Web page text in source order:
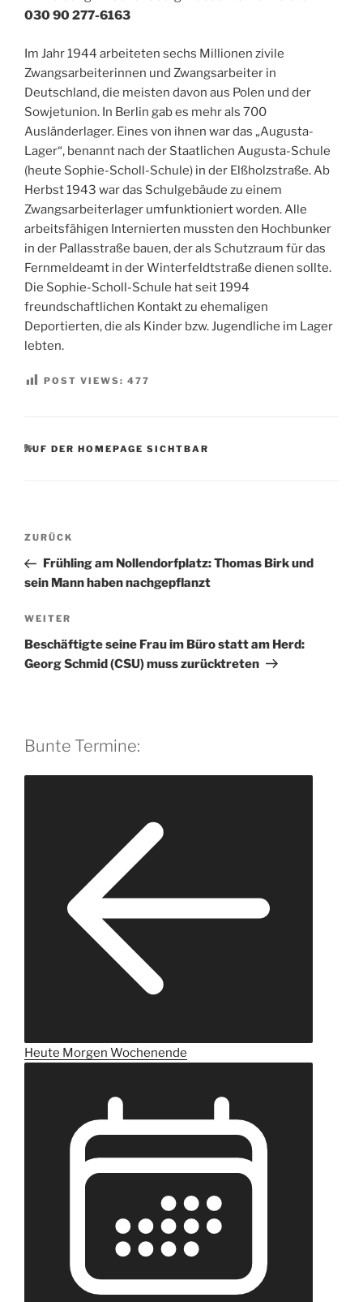
030 90 277-6163
Im Jahr 1944 arbeiteten sechs Millionen zivile
Zwangsarbeiterinnen und Zwangsarbeiter in
Deutschland, die meisten davon aus Polen und der
Sowjetunion. In Berlin gab es mehr als 700
Ausländerlager. Eines von ihnen war das „Augusta-
Lager“, benannt nach der Staatlichen Augusta-Schule
(heute Sophie-Scholl-Schule) in der Elßholzstraße. Ab
Herbst 1943 war das Schulgebäude zu einem
Zwangsarbeiterlager umfunktioniert worden. Alle
arbeitsfähigen Internierten mussten den Hochbunker
in der Pallasstraße bauen, der als Schutzraum für das
Fernmeldeamt in der Winterfeldtstraße dienen sollte.
Die Sophie-Scholl-Schule hat seit 1994
freundschaftlichen Kontakt zu ehemaligen
Deportierten, die als Kinder bzw. Jugendliche im Lager
lebten.
POST VIEWS: 477
KATEGORIEN
AUF DER HOMEPAGE SICHTBAR
Beitragsnavigation
Vorheriger
Beitrag
ZURÜCK
Frühling am Nollendorfplatz: Thomas Birk und
sein Mann haben nachgepflanzt
Nächster
Beitrag
WEITER
Beschäftigte seine Frau im Büro statt am Herd:
Georg Schmid (CSU) muss zurücktreten
Bunte Termine:
Heute Morgen Wochenende